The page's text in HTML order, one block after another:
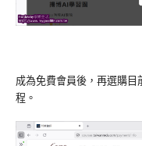
成為免費會員後，再選購
程。